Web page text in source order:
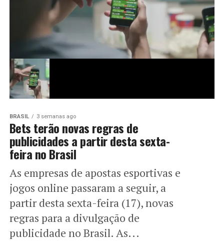
BRASIL 3 semanas ago
Bets terão novas regras de
publicidades a partir desta sexta-
feira no Brasil
As empresas de apostas esportivas e
jogos online passaram a seguir, a
partir desta sexta-feira (17), novas
regras para a divulgação de
publicidade no Brasil. As...